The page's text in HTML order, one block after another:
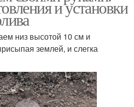
и установки
низ высотой 10 см и
землей, и слегка